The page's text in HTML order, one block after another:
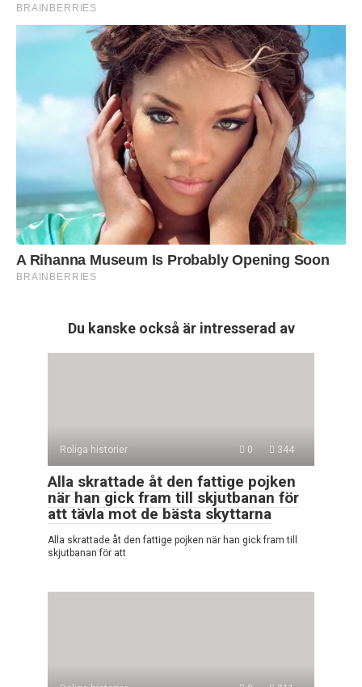
Du kanske också är intresserad av
Roliga historier 0 344
Alla skrattade åt den fattige pojken
när han gick fram till skjutbanan för
att tävla mot de bästa skyttarna
Alla skrattade åt den fattige pojken när han gick fram till
skjutbanan för att